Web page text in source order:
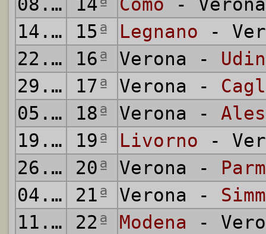
14.01.1956
15ª Legnano -
22.01.1956
16ª Verona -
29.01.1956
17ª Verona -
05.02.1956
18ª Verona -
19.02.1956
19ª Livorno -
26.02.1956
20ª Verona -
04.03.1956
21ª Verona -
11.03.1956
22ª Modena -